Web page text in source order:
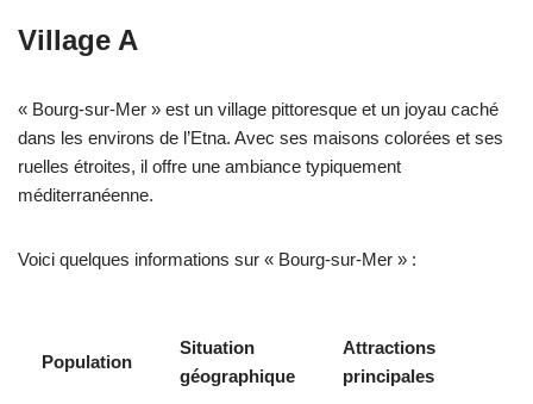
Village A
« Bourg-sur-Mer » est un village pittoresque et un joyau caché
dans les environs de l’Etna. Avec ses maisons colorées et ses
ruelles étroites, il offre une ambiance typiquement
méditerranéenne.
Voici quelques informations sur « Bourg-sur-Mer » :
Population
Situation
géographique
Attractions
principales